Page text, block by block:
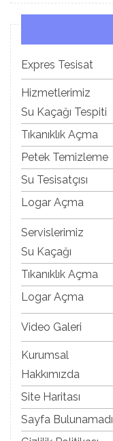
Expres Tesisat
Hizmetlerimiz
Su Kaçağı Tespiti
Tıkanıklık Açma
Petek Temizleme
Su Tesisatçısı
Logar Açma
Servislerimiz
Su Kaçağı
Tıkanıklık Açma
Logar Açma
Video Galeri
Kurumsal
Hakkımızda
Site Haritası
Sayfa Bulunamadı